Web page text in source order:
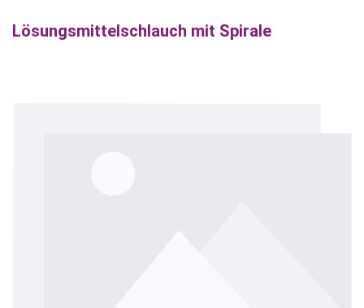
Lösungsmittelschlauch mit Spirale